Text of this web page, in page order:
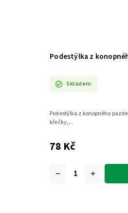
Podestýlka z
Skladem
78 Kč
Podestýlka z konopného
křečky,...